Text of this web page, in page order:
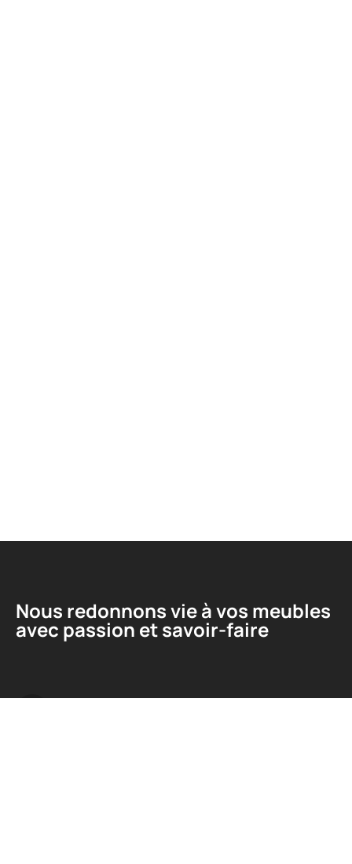
Nous redonnons vie à vos meubles
avec passion et savoir-faire